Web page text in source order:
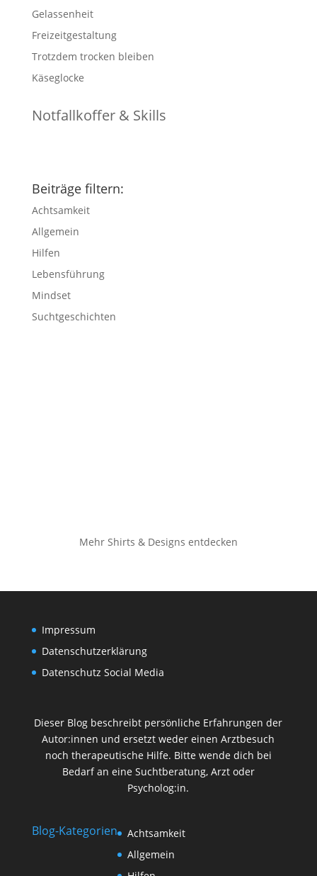
Gelassenheit
Freizeitgestaltung
Trotzdem trocken bleiben
Käseglocke
Notfallkoffer & Skills
Beiträge filtern:
Achtsamkeit
Allgemein
Hilfen
Lebensführung
Mindset
Suchtgeschichten
Mehr Shirts & Designs entdecken
Impressum
Datenschutzerklärung
Datenschutz Social Media
Dieser Blog beschreibt persönliche Erfahrungen der
Autor:innen und ersetzt weder einen Arztbesuch
noch therapeutische Hilfe. Bitte wende dich bei
Bedarf an eine Suchtberatung, Arzt oder
Psycholog:in.
Blog-Kategorien
Achtsamkeit
Allgemein